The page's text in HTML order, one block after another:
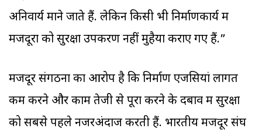
अनिवार्य माने जाते हैं. लेकिन किसी भी निर्माणकार्य में
मजदूरों को सुरक्षा उपकरण नहीं मुहैया कराए गए हैं.”
मजदूर संगठनों का आरोप है कि निर्माण एजेंसियां लागत
कम करने और काम तेजी से पूरा करने के दबाव में सुरक्षा
को सबसे पहले नजरअंदाज करती हैं. भारतीय मजदूर संघ